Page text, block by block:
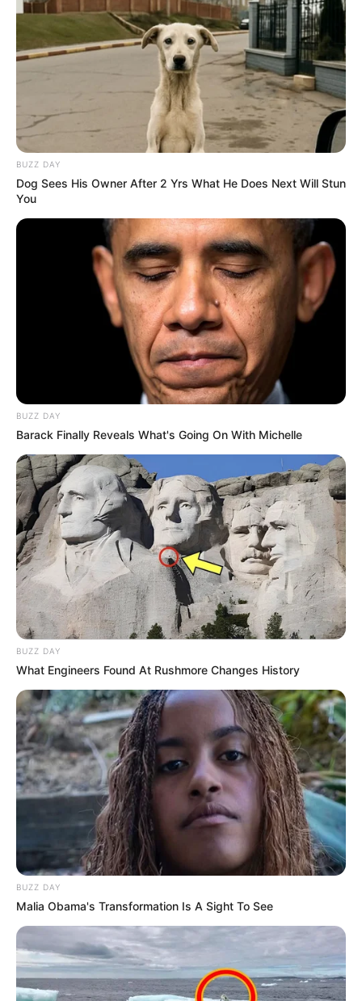
BUZZ DAY
Dog Sees His Owner After 2 Yrs What He Does Next Will Stun
You
BUZZ DAY
Barack Finally Reveals What's Going On With Michelle
BUZZ DAY
What Engineers Found At Rushmore Changes History
BUZZ DAY
Malia Obama's Transformation Is A Sight To See